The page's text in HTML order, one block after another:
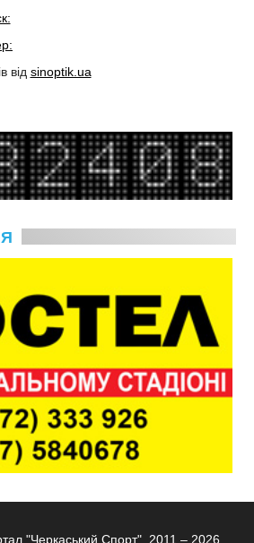
від sinoptik.ua
"Черкаський Спорт", 2011 – 2026